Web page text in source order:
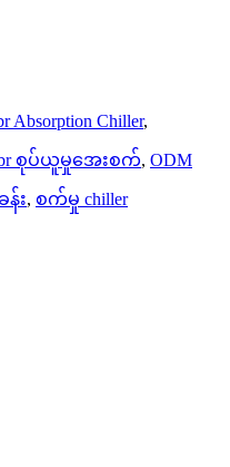
Absorption Chiller,
စုပ်ယူမှုအေးစက်, ODM
း, စက်မှု chiller